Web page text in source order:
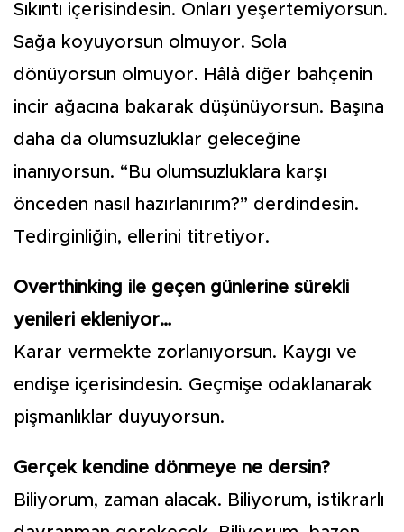
Sıkıntı içerisindesin. Onları yeşertemiyorsun.
Sağa koyuyorsun olmuyor. Sola
dönüyorsun olmuyor. Hâlâ diğer bahçenin
incir ağacına bakarak düşünüyorsun. Başına
daha da olumsuzluklar geleceğine
inanıyorsun. “Bu olumsuzluklara karşı
önceden nasıl hazırlanırım?” derdindesin.
Tedirginliğin, ellerini titretiyor.
Overthinking ile geçen günlerine sürekli
yenileri ekleniyor…
Karar vermekte zorlanıyorsun. Kaygı ve
endişe içerisindesin. Geçmişe odaklanarak
pişmanlıklar duyuyorsun.
Gerçek kendine dönmeye ne dersin?
Biliyorum, zaman alacak. Biliyorum, istikrarlı